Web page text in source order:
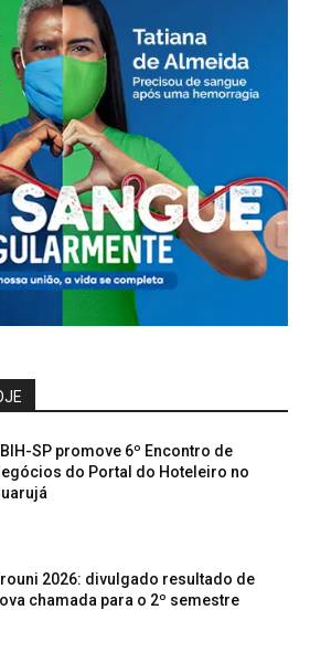
SP promove 6º Encontro de
do Portal do Hoteleiro no
2026: divulgado resultado de
chamada para o 2º semestre